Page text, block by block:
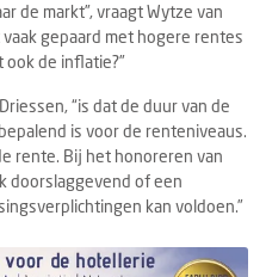
de markt”, vraagt Wytze van
gepaard met hogere rentes
de inflatie?”
“is dat de duur van de
is voor de renteniveaus.
rente. Bij het honoreren van
doorslaggevend of een
kan voldoen.”